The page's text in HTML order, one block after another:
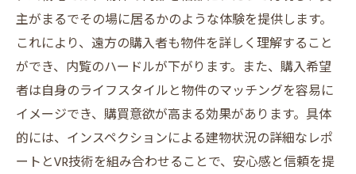
主がまるでその場に居るかのような体験を提供します。
これにより、遠方の購入者も物件を詳しく理解すること
ができ、内覧のハードルが下がります。また、購入希望
者は自身のライフスタイルと物件のマッチングを容易に
イメージでき、購買意欲が高まる効果があります。具体
的には、インスペクションによる建物状況の詳細なレポ
ートとVR技術を組み合わせることで、安心感と信頼を提